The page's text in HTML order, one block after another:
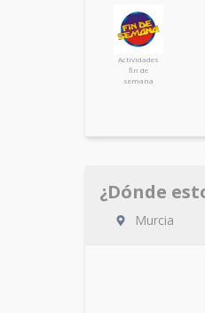
Actividades
fin de
semana
¿Dónde
Murcia